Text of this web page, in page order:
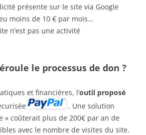
présente sur le site via Google
moins de 10 € par mois…
n’est pas une activité
le processus de don ?
et financières, l’outil proposé
. Une solution
» coûterait plus de 200€ par an de
avec le nombre de visites du site.